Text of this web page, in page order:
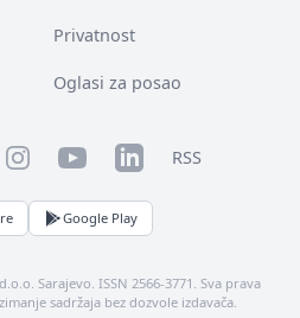
Privatnost
Oglasi za posao
InstagramYouTubeLinkedInRSS
Google Play
Sarajevo. ISSN 2566-3771. Sva prava
sadržaja bez dozvole izdavača.